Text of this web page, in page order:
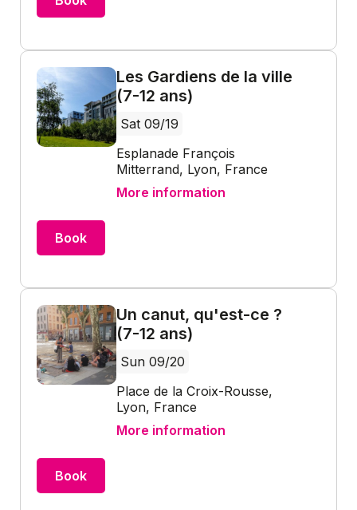
Les Gardiens de la ville
(7-12 ans)
Sat 09/19
Esplanade François
Mitterrand, Lyon, France
More information
Book
Un canut, qu'est-ce ?
(7-12 ans)
Sun 09/20
Place de la Croix-Rousse,
Lyon, France
More information
Book